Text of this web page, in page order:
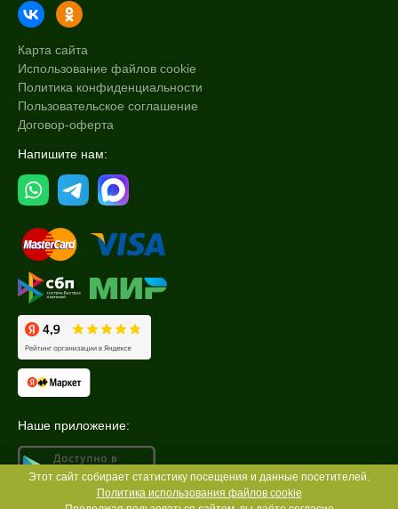
Карта сайта
Использование файлов cookie
Политика конфиденциальности
Пользовательское соглашение
Договор-оферта
Напишите нам:
Наше приложение:
Этот сайт собирает статистику посещения и данные посетителей.
Политика использования файлов cookie